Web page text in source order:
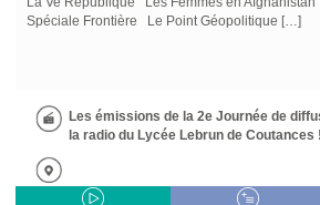
Spéciale Frontière Le Point Géopolitique […]
Les émissions de la 2e Journée de
la radio du Lycée Lebrun de Coutances !